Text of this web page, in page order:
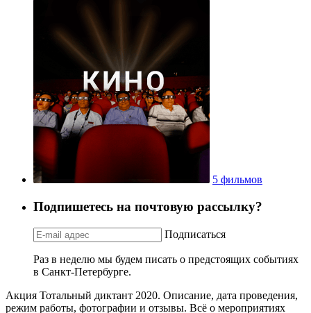
5 фильмов
Подпишетесь на почтовую рассылку?
Подписаться
Раз в неделю мы будем писать о предстоящих событиях
в Санкт-Петербурге.
Акция Тотальный диктант 2020. Описание, дата проведения,
режим работы, фотографии и отзывы. Всё о мероприятиях